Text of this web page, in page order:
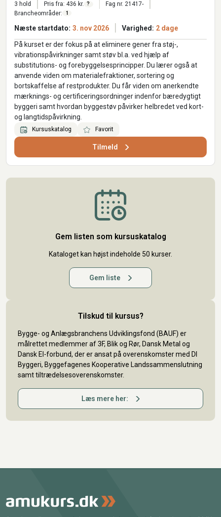
3 hold Pris fra: 436 kr. ?
Fag nr. 21417-
Brancheområder:
1
Næste startdato: 3. nov 2026 Varighed: 2 dage
På kurset er der fokus på at eliminere gener fra støj-,
vibrationspåvirkninger samt støv bl.a. ved hjælp af
substitutions- og forebyggelsesprincipper. Du lærer også at
anvende viden om materialefraktioner, sortering og
bortskaffelse af restprodukter. Du får viden om anerkendte
mærknings- og certificeringsordninger indenfor bæredygtigt
byggeri samt hvordan byggestøv påvirker helbredet ved kort-
og langtidspåvirkning.
Kursuskatalog Favorit
Tilmeld
Gem listen som kursuskatalog
Kataloget kan højst indeholde 50 kurser.
Gem liste
Tilskud til kursus?
Bygge- og Anlægsbranchens Udviklingsfond (BAUF) er
målrettet medlemmer af 3F, Blik og Rør, Dansk Metal og
Dansk El-forbund, der er ansat på overenskomster med DI
Byggeri, Byggefagenes Kooperative Landssammenslutning
samt tiltrædelsesoverenskomster.
Læs mere her: